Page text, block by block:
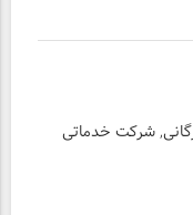
شرکت خدماتی